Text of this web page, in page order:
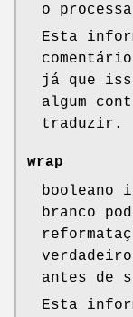
o
Esta
já que
algum
traduzir.
wrap
booleano
branco
antes de
Esta